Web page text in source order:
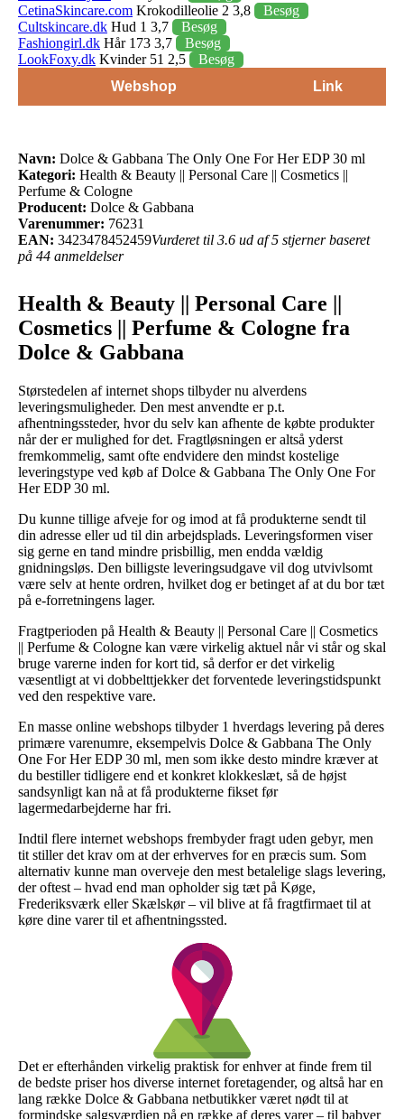
CetinaSkincare.com Krokodilleolie 2 3,8
Besøg
Cultskincare.dk Hud 1 3,7
Besøg
Fashiongirl.dk Hår 173 3,7
Besøg
LookFoxy.dk Kvinder 51 2,5
Besøg
Webshop
Link
Navn: Dolce & Gabbana The Only One For Her EDP 30 ml
Kategori: Health & Beauty || Personal Care || Cosmetics ||
Perfume & Cologne
Producent: Dolce & Gabbana
Varenummer: 76231
EAN: 3423478452459Vurderet til 3.6 ud af 5 stjerner baseret
på 44 anmeldelser
Health & Beauty || Personal Care ||
Cosmetics || Perfume & Cologne fra
Dolce & Gabbana
Størstedelen af internet shops tilbyder nu alverdens
leveringsmuligheder. Den mest anvendte er p.t.
afhentningssteder, hvor du selv kan afhente de købte produkter
når der er mulighed for det. Fragtløsningen er altså yderst
fremkommelig, samt ofte endvidere den mindst kostelige
leveringstype ved køb af Dolce & Gabbana The Only One For
Her EDP 30 ml.
Du kunne tillige afveje for og imod at få produkterne sendt til
din adresse eller ud til din arbejdsplads. Leveringsformen viser
sig gerne en tand mindre prisbillig, men endda vældig
gnidningsløs. Den billigste leveringsudgave vil dog utvivlsomt
være selv at hente ordren, hvilket dog er betinget af at du bor tæt
på e-forretningens lager.
Fragtperioden på Health & Beauty || Personal Care || Cosmetics
|| Perfume & Cologne kan være virkelig aktuel når vi står og skal
bruge varerne inden for kort tid, så derfor er det virkelig
væsentligt at vi dobbelttjekker det forventede leveringstidspunkt
ved den respektive vare.
En masse online webshops tilbyder 1 hverdags levering på deres
primære varenumre, eksempelvis Dolce & Gabbana The Only
One For Her EDP 30 ml, men som ikke desto mindre kræver at
du bestiller tidligere end et konkret klokkeslæt, så de højst
sandsynligt kan nå at få produkterne fikset før
lagermedarbejderne har fri.
Indtil flere internet webshops frembyder fragt uden gebyr, men
tit stiller det krav om at der erhverves for en præcis sum. Som
alternativ kunne man overveje den mest betalelige slags levering,
der oftest – hvad end man opholder sig tæt på Køge,
Frederiksværk eller Skælskør – vil blive at få fragtfirmaet til at
køre dine varer til et afhentningssted.
Det er efterhånden virkelig praktisk for enhver at finde frem til
de bedste priser hos diverse internet foretagender, og altså har en
lang række Dolce & Gabbana netbutikker været nødt til at
formindske salgsværdien på en række af deres varer – til babyer